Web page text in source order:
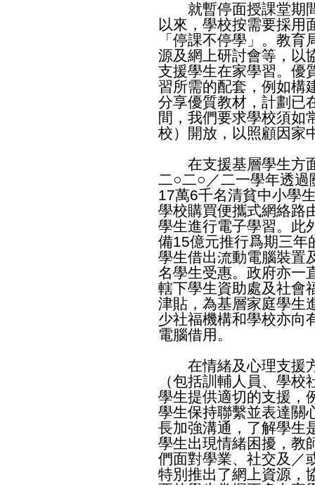
就暫停面授課堂期間
以來，學校按需要採用
「停課不停學」。教
源及網上研討會等，以
支援學生在家學習。優
習所需的配套，例如構
分享優質教材，計劃已
間，我們要求學校須如
校）開放，以照顧因家
在支援基層學生方面
二○二○／二一學年透過
17萬6千名清貧中小學
學校購買便攜式網絡路
學生進行電子學習。此
備15億元推行爲期三年
學生借出流動電腦裝置
名學生受惠。政府亦一
轄下學生資助處及社會
津貼，為基層家庭學生
少社福機構和學校亦向
電腦借用。
在情緒及心理支援方
（包括訓輔人員、學
學生提供適切的支援，
學生保持聯繫並表達關
長加強溝通，了解學生
學生出現情緒困擾，教
們面對學業、社交及／
特別推出了網上資源，